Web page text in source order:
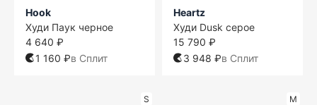
Hook
Худи Паук черное
4 640 ₽
1 160 ₽в Сплит
Heartz
Худи Dusk серое
15 790 ₽
3 948 ₽в Сплит
S
M